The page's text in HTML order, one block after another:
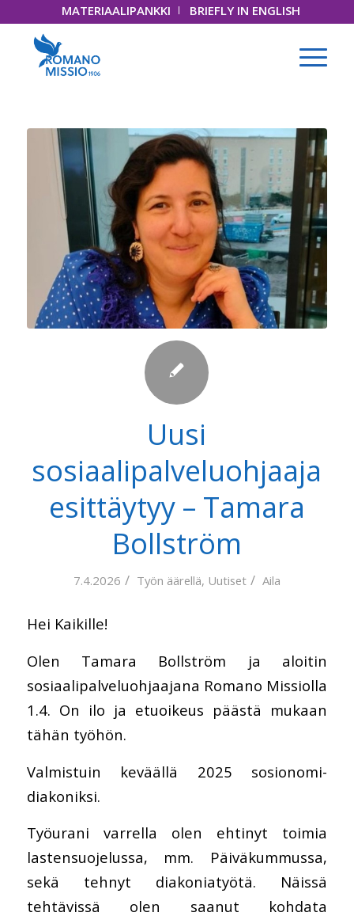
MATERIAALIPANKKI BRIEFLY IN ENGLISH
Uusi
sosiaalipalveluohjaaja
esittäytyy – Tamara
Bollström
7.4.2026 / Työn äärellä, Uutiset / Aila
Hei Kaikille!
Olen Tamara Bollström ja aloitin
sosiaalipalveluohjaajana Romano Missiolla
1.4. On ilo ja etuoikeus päästä mukaan
tähän työhön.
Valmistuin keväällä 2025 sosionomi-
diakoniksi.
Työurani varrella olen ehtinyt toimia
lastensuojelussa, mm. Päiväkummussa,
sekä tehnyt diakoniatyötä. Näissä
tehtävissä olen saanut kohdata